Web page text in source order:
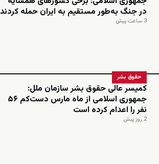
در جنگ به‌طور مستقیم به ایران حمله کردند
3 ساعت پیش
حقوق بشر
کمیسر عالی حقوق بشر سازمان ملل:
جمهوری اسلامی از ماه مارس دست‌کم ۵۶
نفر را اعدام کرده است
2 روز پیش